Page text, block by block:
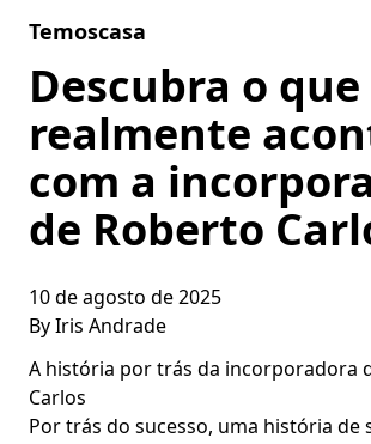
Temoscasa
Descubra o que
realmente
com a
de Roberto
10 de agosto de 2025
ByIris Andrade
A história por trás da incorporadora
Carlos
Por trás do sucesso, uma história de